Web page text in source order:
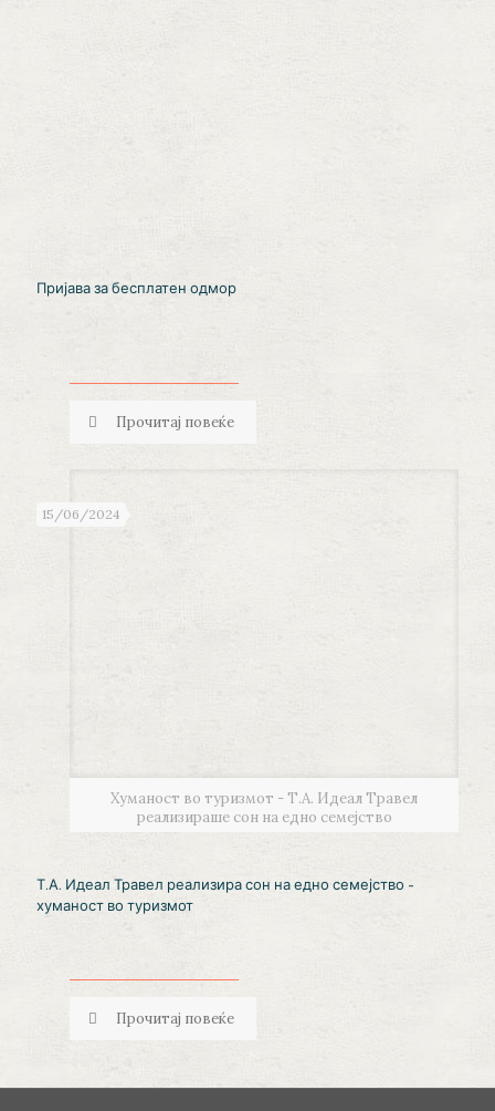
Пријава за бесплатен одмор
Прочитај повеќе
Хуманост во туризмот - Т.А. Идеал Травел
реализираше сон на едно семејство
15/06/2024
Т.А. Идеал Травел реализира сон на едно семејство –
хуманост во туризмот
Прочитај повеќе